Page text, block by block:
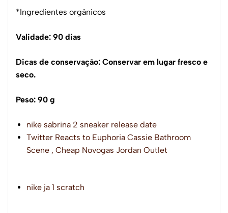
*Ingredientes orgânicos
Validade: 90 dias
Dicas de conservação: Conservar em lugar fresco e
seco.
Peso: 90 g
nike sabrina 2 sneaker release date
Twitter Reacts to Euphoria Cassie Bathroom
Scene , Cheap Novogas Jordan Outlet
nike ja 1 scratch